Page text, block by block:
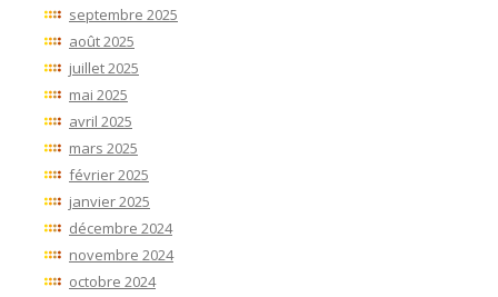
septembre 2025
août 2025
juillet 2025
mai 2025
avril 2025
mars 2025
février 2025
janvier 2025
décembre 2024
novembre 2024
octobre 2024